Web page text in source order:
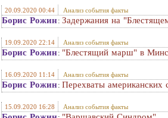
20.09.2020 00:44 Анализ события факты
Борис Рожин: Задержания на
19.09.2020 22:14 Анализ события факты
Борис Рожин: "Блестящий марш" в
16.09.2020 11:14 Анализ события факты
Борис Рожин: Перехваты американских
15.09.2020 16:28 Анализ события факты